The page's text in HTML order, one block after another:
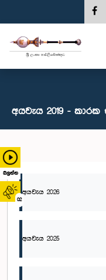
බලන්න
02
අයවැය 2019 -
අයවැය 2026
අයවැය 2025